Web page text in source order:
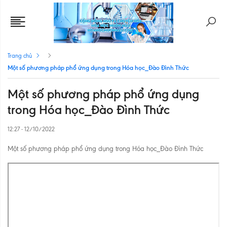
Trang chủ
Một số phương pháp phổ ứng dụng trong Hóa học_Đào Đình Thức
Một số phương pháp phổ ứng dụng
trong Hóa học_Đào Đình Thức
12:27 - 12/10/2022
Một số phương pháp phổ ứng dụng trong Hóa học_Đào Đình Thức